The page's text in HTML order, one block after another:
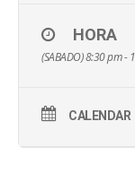
HORA
(SABADO) 8:30 pm -
CALENDAR